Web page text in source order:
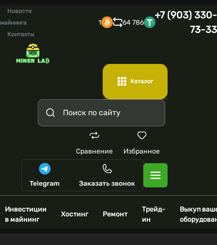
Новости
майнинга
Контакты
1 64 786
+7 (903) 330-
73-33
Каталог
Сравнение Избранное
Инвестиции
в майнинг
Хостинг Ремонт
Трейд-
ин
Выкуп